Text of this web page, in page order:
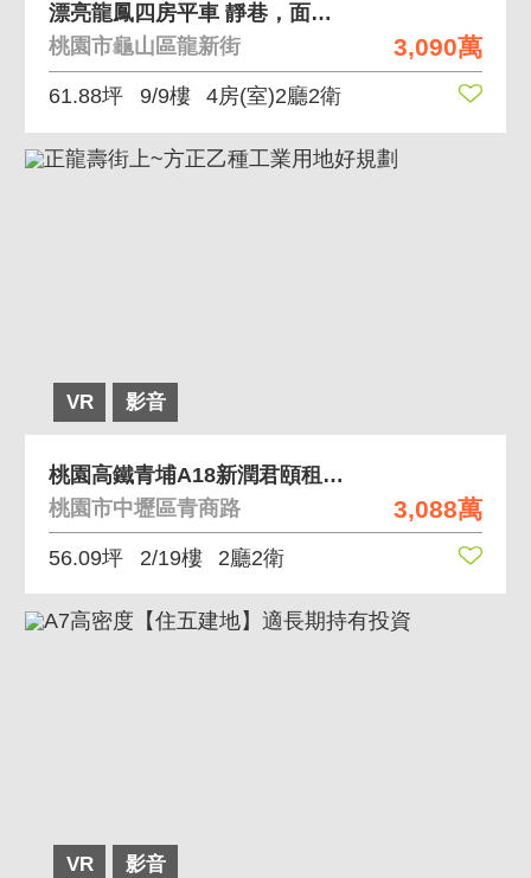
3,090萬
漂亮龍鳳四房平車 靜巷，面學校
桃園市龜山區龍新街
61.88坪 9/9樓 4房(室)2廳2衛
VR 影音
3,088萬
桃園高鐵青埔A18新潤君頤租客瑜珈教室立即收租
桃園市中壢區青商路
56.09坪 2/19樓 2廳2衛
VR 影音